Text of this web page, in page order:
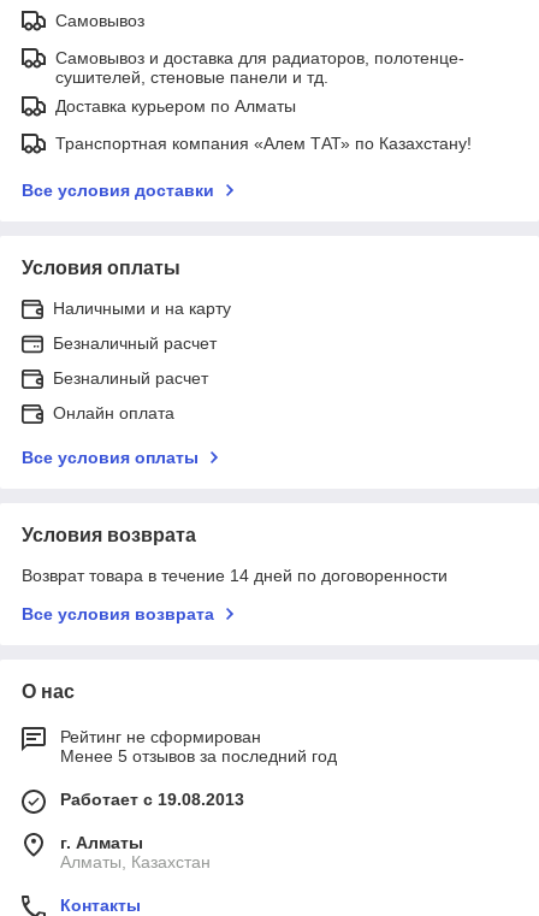
Самовывоз
Самовывоз и доставка для радиаторов, полотенце-
сушителей, стеновые панели и тд.
Доставка курьером по Алматы
Транспортная компания «Алем ТАТ» по Казахстану!
Все условия доставки
Условия оплаты
Наличными и на карту
Безналичный расчет
Безналиный расчет
Онлайн оплата
Все условия оплаты
Условия возврата
Возврат товара в течение 14 дней по договоренности
Все условия возврата
О нас
Рейтинг не сформирован
Менее 5 отзывов за последний год
Работает с 19.08.2013
г. Алматы
Алматы, Казахстан
Контакты